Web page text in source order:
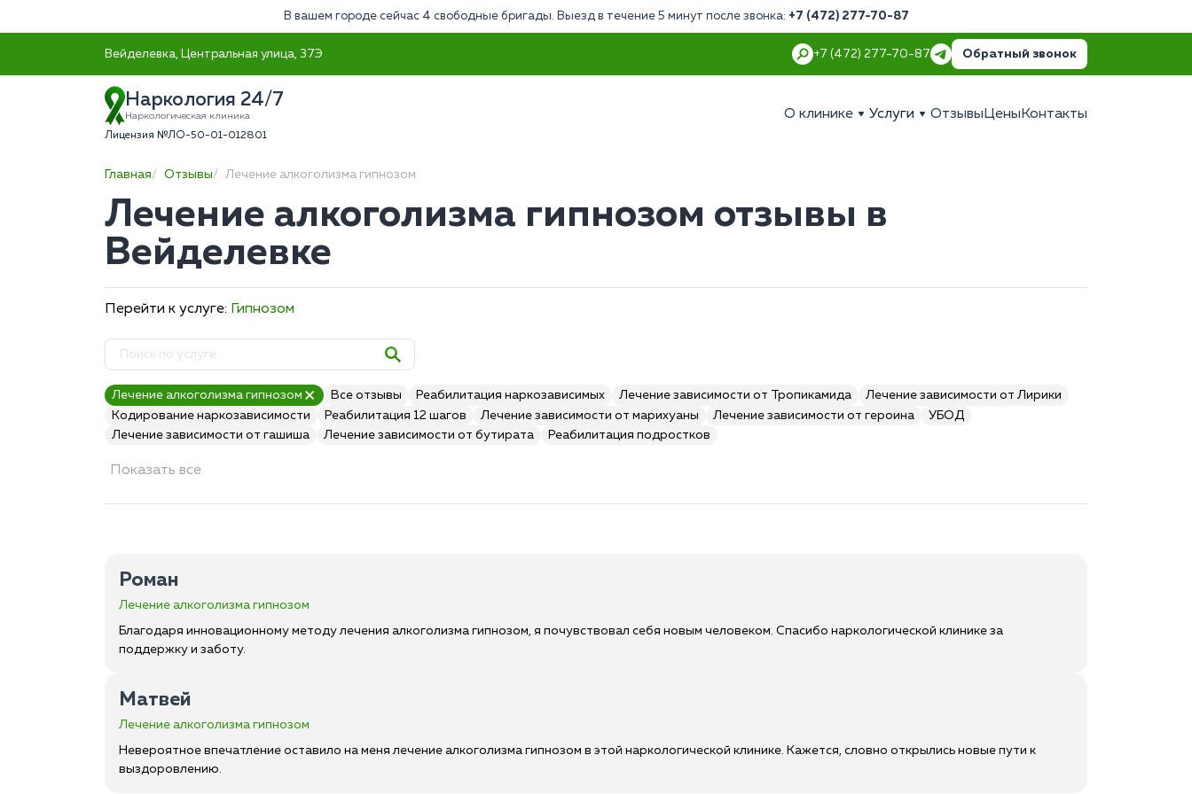
В вашем городе сейчас 4 свободные бригады. Выезд в течение 5 минут после звонка: +7 (472) 277-70-87
Вейделевка, Центральная улица, 37Э +7 (472) 277-70-87 Обратный звонок
Наркология 24/7
Наркологическая клиника
Лицензия №ЛО-50-01-012801
О клинике Услуги Отзывы Цены Контакты
Главная Отзывы Лечение алкоголизма гипнозом
Лечение алкоголизма гипнозом отзывы в
Вейделевке
Перейти к услуге: Гипнозом
Лечение алкоголизма гипнозом Все отзывы Реабилитация наркозависимых Лечение зависимости от Тропикамида
Лечение зависимости от Лирики
Кодирование наркозависимости
Реабилитация 12 шагов Лечение зависимости от марихуаны Лечение зависимости от героина
УБОД
Лечение зависимости от гашиша
Лечение зависимости от бутирата Реабилитация подростков
Показать все
Роман
Лечение алкоголизма гипнозом
Благодаря инновационному методу лечения алкоголизма гипнозом, я почувствовал себя новым человеком. Спасибо наркологической клинике за
поддержку и заботу.
Матвей
Лечение алкоголизма гипнозом
Невероятное впечатление оставило на меня лечение алкоголизма гипнозом в этой наркологической клинике. Кажется, словно открылись новые пути к
выздоровлению.